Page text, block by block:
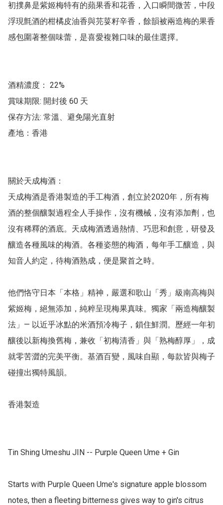
初撲鼻是紫姬梅特有的蘋果香和花香，入口瞬間微苦，中段
浮現氈酒的柑橘皮油香與芫荽籽辛香，餘韻被兩造梅的果香
感包圍著整個味蕾，是喜愛複雜口味的最佳選擇。
酒精濃度： 22%
賞味期限: 開封後 60 天
保存方法: 常溫、避免陽光直射
產地：香港
關於天成梅酒：
天成梅酒是香港製造的手工梅酒，創立於2020年，所有梅
酒的整個釀製過程全人手操作，沒有機械，沒有添加劑，也
沒有稀釋的酒底。天成梅酒透過熱情、巧思和創意，研發及
釀造各種風味的梅酒。各種姿態的梅酒，每年手工釀造，與
知音人約定，待梅酒熟成，便是聚首之時。
他們恪守日本「本格」精神，嚴選和歌山「秀」級南高梅與
紫姬梅，絕無添加，純粹呈現梅果真味。獨家「兩造梅釀製
法」— 以近乎冰點的米酒預冷梅子，鎖住鮮潤。歷經一年初
釀後以新梅換舊梅，兼收「初梅清香」與「熟梅醇厚」，成
就零苦澀的完美平衡。基酒百變，風味自顯，每款皆與梅子
碰撞出獨特風韻。
香港製造
Tin Shing Umeshu JIN -- Purple Queen Ume + Gin
Starts with Purple Queen Ume's signature apple blossom
notes, then a fleeting bitterness gives way to gin's citrus